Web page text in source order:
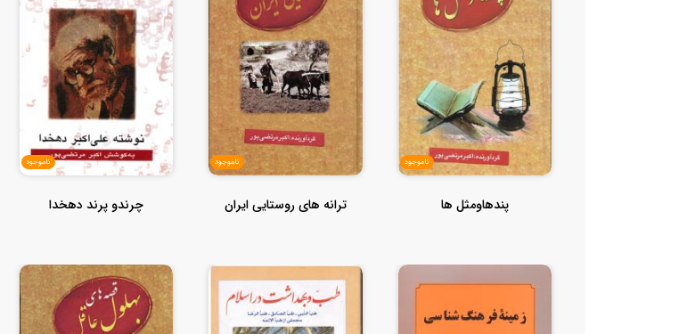
ناموجود
پندهاومثل ها
ناموجود
ترانه های روستایی ایران
ناموجود
چرندو پرند دهخدا